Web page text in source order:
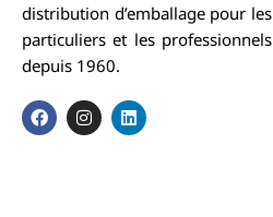
distribution d’emballage pour les
particuliers et les professionnels
depuis 1960.